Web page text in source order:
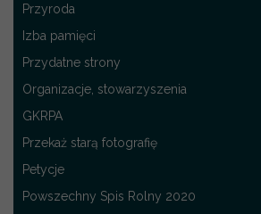
Przyroda
Izba pamięci
Przydatne strony
Organizacje, stowarzyszenia
GKRPA
Przekaż starą fotografię
Petycje
Powszechny Spis Rolny 2020